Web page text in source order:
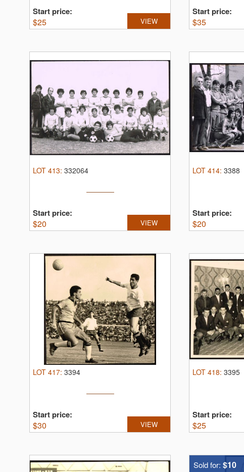
Start price:
$25 VIEW
Start price:
$35
LOT 413: 332064
Start price:
$20 VIEW
LOT 414: 3388
Start price:
$20
LOT 417: 3394
Start price:
$30 VIEW
LOT 418: 3395
Start price:
$25
Sold for: $10